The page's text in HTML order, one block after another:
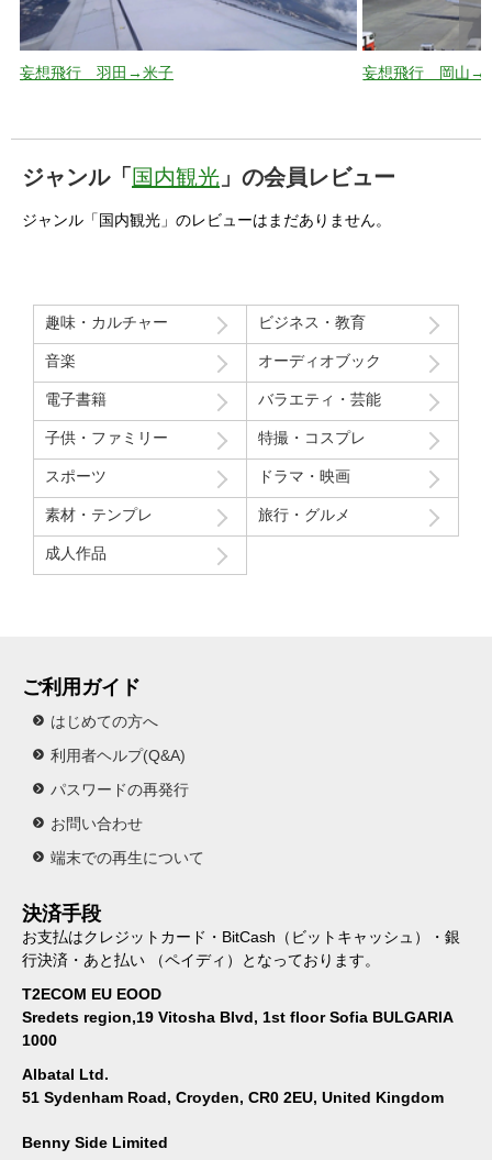
妄想飛行 羽田→米子 妄想飛行 岡山→
ジャンル「 国内観光 」の会員レビュー
ジャンル「国内観光」のレビューはまだありません。
趣味・カルチャー ビジネス・教育
音楽 オーディオブック
電子書籍 バラエティ・芸能
子供・ファミリー 特撮・コスプレ
スポーツ ドラマ・映画
素材・テンプレ 旅行・グルメ
成人作品
ご利用ガイド
はじめての方へ
利用者ヘルプ(Q&A)
パスワードの再発行
お問い合わせ
端末での再生について
決済手段
お支払はクレジットカード・BitCash（ビットキャッシュ）・銀
行決済・あと払い （ペイディ）となっております。
T2ECOM EU EOOD
Sredets region,19 Vitosha Blvd, 1st floor Sofia BULGARIA
1000
Albatal Ltd.
51 Sydenham Road, Croyden, CR0 2EU, United Kingdom
Benny Side Limited